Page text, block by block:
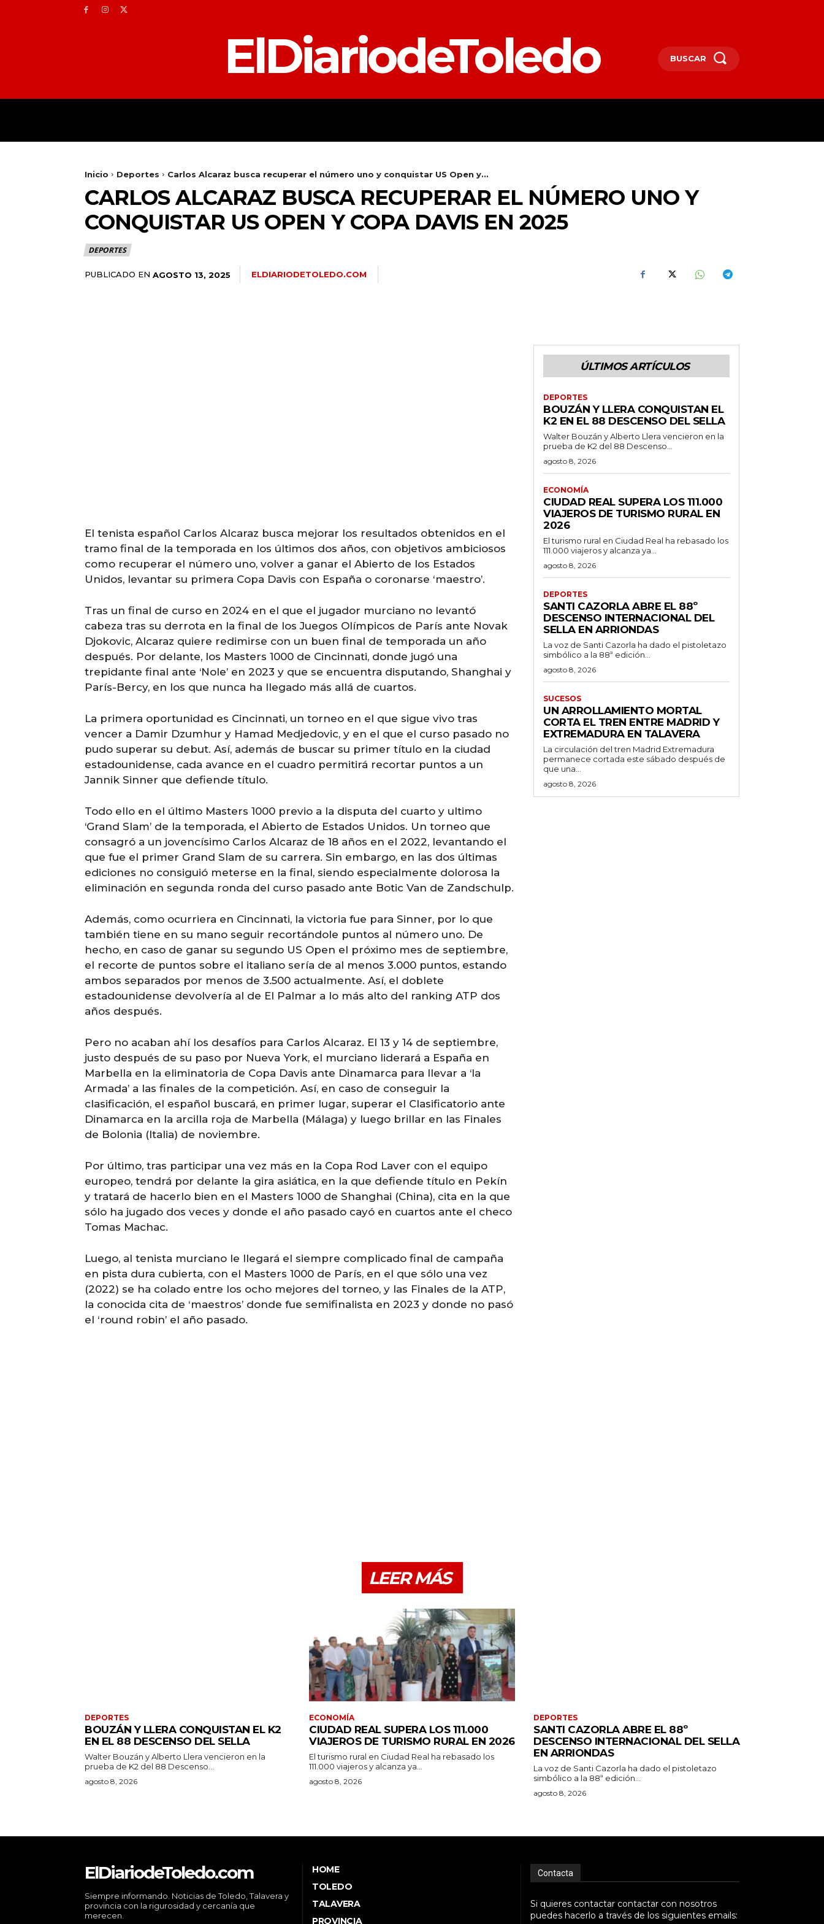
ElDiariodeToledo BUSCAR
Inicio Deportes Carlos Alcaraz busca recuperar el número uno y conquistar US Open y...
CARLOS ALCARAZ BUSCA RECUPERAR EL NÚMERO UNO Y
CONQUISTAR US OPEN Y COPA DAVIS EN 2025
DEPORTES
PUBLICADO EN AGOSTO 13, 2025 ELDIARIODETOLEDO.COM
El tenista español Carlos Alcaraz busca mejorar los resultados obtenidos en el
tramo final de la temporada en los últimos dos años, con objetivos ambiciosos
como recuperar el número uno, volver a ganar el Abierto de los Estados
Unidos, levantar su primera Copa Davis con España o coronarse ‘maestro’.
Tras un final de curso en 2024 en el que el jugador murciano no levantó
cabeza tras su derrota en la final de los Juegos Olímpicos de París ante Novak
Djokovic, Alcaraz quiere redimirse con un buen final de temporada un año
después. Por delante, los Masters 1000 de Cincinnati, donde jugó una
trepidante final ante ‘Nole’ en 2023 y que se encuentra disputando, Shanghai y
París-Bercy, en los que nunca ha llegado más allá de cuartos.
La primera oportunidad es Cincinnati, un torneo en el que sigue vivo tras
vencer a Damir Dzumhur y Hamad Medjedovic, y en el que el curso pasado no
pudo superar su debut. Así, además de buscar su primer título en la ciudad
estadounidense, cada avance en el cuadro permitirá recortar puntos a un
Jannik Sinner que defiende título.
Todo ello en el último Masters 1000 previo a la disputa del cuarto y ultimo
‘Grand Slam’ de la temporada, el Abierto de Estados Unidos. Un torneo que
consagró a un jovencísimo Carlos Alcaraz de 18 años en el 2022, levantando el
que fue el primer Grand Slam de su carrera. Sin embargo, en las dos últimas
ediciones no consiguió meterse en la final, siendo especialmente dolorosa la
eliminación en segunda ronda del curso pasado ante Botic Van de Zandschulp.
Además, como ocurriera en Cincinnati, la victoria fue para Sinner, por lo que
también tiene en su mano seguir recortándole puntos al número uno. De
hecho, en caso de ganar su segundo US Open el próximo mes de septiembre,
el recorte de puntos sobre el italiano sería de al menos 3.000 puntos, estando
ambos separados por menos de 3.500 actualmente. Así, el doblete
estadounidense devolvería al de El Palmar a lo más alto del ranking ATP dos
años después.
Pero no acaban ahí los desafíos para Carlos Alcaraz. El 13 y 14 de septiembre,
justo después de su paso por Nueva York, el murciano liderará a España en
Marbella en la eliminatoria de Copa Davis ante Dinamarca para llevar a ‘la
Armada’ a las finales de la competición. Así, en caso de conseguir la
clasificación, el español buscará, en primer lugar, superar el Clasificatorio ante
Dinamarca en la arcilla roja de Marbella (Málaga) y luego brillar en las Finales
de Bolonia (Italia) de noviembre.
Por último, tras participar una vez más en la Copa Rod Laver con el equipo
europeo, tendrá por delante la gira asiática, en la que defiende título en Pekín
y tratará de hacerlo bien en el Masters 1000 de Shanghai (China), cita en la que
sólo ha jugado dos veces y donde el año pasado cayó en cuartos ante el checo
Tomas Machac.
Luego, al tenista murciano le llegará el siempre complicado final de campaña
en pista dura cubierta, con el Masters 1000 de París, en el que sólo una vez
(2022) se ha colado entre los ocho mejores del torneo, y las Finales de la ATP,
la conocida cita de ‘maestros’ donde fue semifinalista en 2023 y donde no pasó
el ‘round robin’ el año pasado.
ÚLTIMOS ARTÍCULOS
DEPORTES
BOUZÁN Y LLERA CONQUISTAN EL
K2 EN EL 88 DESCENSO DEL SELLA
Walter Bouzán y Alberto Llera vencieron en la
prueba de K2 del 88 Descenso...
agosto 8, 2026
ECONOMÍA
CIUDAD REAL SUPERA LOS 111.000
VIAJEROS DE TURISMO RURAL EN
2026
El turismo rural en Ciudad Real ha rebasado los
111.000 viajeros y alcanza ya...
agosto 8, 2026
DEPORTES
SANTI CAZORLA ABRE EL 88º
DESCENSO INTERNACIONAL DEL
SELLA EN ARRIONDAS
La voz de Santi Cazorla ha dado el pistoletazo
simbólico a la 88ª edición...
agosto 8, 2026
SUCESOS
UN ARROLLAMIENTO MORTAL
CORTA EL TREN ENTRE MADRID Y
EXTREMADURA EN TALAVERA
La circulación del tren Madrid Extremadura
permanece cortada este sábado después de
que una...
agosto 8, 2026
LEER MÁS
DEPORTES
BOUZÁN Y LLERA CONQUISTAN EL K2
EN EL 88 DESCENSO DEL SELLA
Walter Bouzán y Alberto Llera vencieron en la
prueba de K2 del 88 Descenso...
agosto 8, 2026
ECONOMÍA
CIUDAD REAL SUPERA LOS 111.000
VIAJEROS DE TURISMO RURAL EN 2026
El turismo rural en Ciudad Real ha rebasado los
111.000 viajeros y alcanza ya...
agosto 8, 2026
DEPORTES
SANTI CAZORLA ABRE EL 88º
DESCENSO INTERNACIONAL DEL SELLA
EN ARRIONDAS
La voz de Santi Cazorla ha dado el pistoletazo
simbólico a la 88ª edición...
agosto 8, 2026
ElDiariodeToledo.com
Siempre informando. Noticias de Toledo, Talavera y
provincia con la rigurosidad y cercanía que
merecen.
HOME
TOLEDO
TALAVERA
PROVINCIA
Contacta
Si quieres contactar contactar con nosotros
puedes hacerlo a través de los siguientes emails: